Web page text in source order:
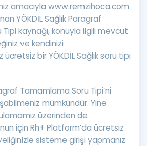
amacıyla www.remzihoca.com
YÖKDİL Sağlık Paragraf
kaynağı, konuyla ilgili mevcut
ve kendinizi
bir YÖKDİL Sağlık soru tipi
Tamamlama Soru Tipi’ni
mümkündür. Yine
üzerinden de
için Rh+ Platform’da ücretsiz
sisteme girişi yapmanız